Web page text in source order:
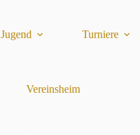
Jugend Turniere
Vereinsheim